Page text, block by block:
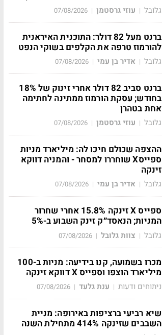
גלובל | עוזי גרסטמן |
07/08/2026
ברנט מעל 82 דולר: התוכנית האיראנית
להורמוז טרפה את הקלפים בשוקי הנפט
גלובל | אדיר בן עמי |
07/08/2026
ברנט סביב 82 דולר אחרי זינוק של 18%
בחודש; עסקת הורמוז ממתינה לחתימה
אחת בטהרן
גלובל | עוזי גרסטמן |
07/08/2026
ההצפה שכולם חיכו לה: מיליארד מניות
ספייסX שוחררו למסחר - והמניה דווקא
זינקה
גלובל | אדיר בן עמי |
07/08/2026
ספייס X זינקה 15.8% אחרי שחרור
המניות; הנאסד״ק זינק השבוע ב-5%
גלובל | צוות גלובל |
07/08/2026
מכרו בשמועה, קנו בידיעה: מניות ב-100
מיליארד הוצפו וספייס X דווקא זינקה
ניתוחים ודעות | ענת גלעד |
07/08/2026
שיא רביעי ברציפות באירופה: מניית
השבבים שזינקה 414% מתחילת השנה